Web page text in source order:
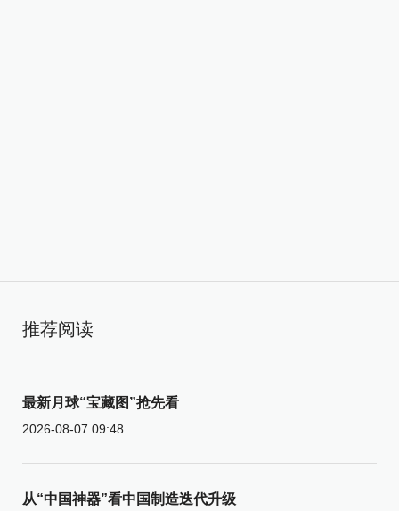
推荐阅读
最新月球“宝藏图”抢先看
2026-08-07 09:48
从“中国神器”看中国制造迭代升级